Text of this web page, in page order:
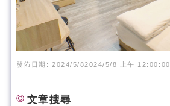
發佈日期: 2024/5/82024/5/8 上午 12:00:00
文章搜尋